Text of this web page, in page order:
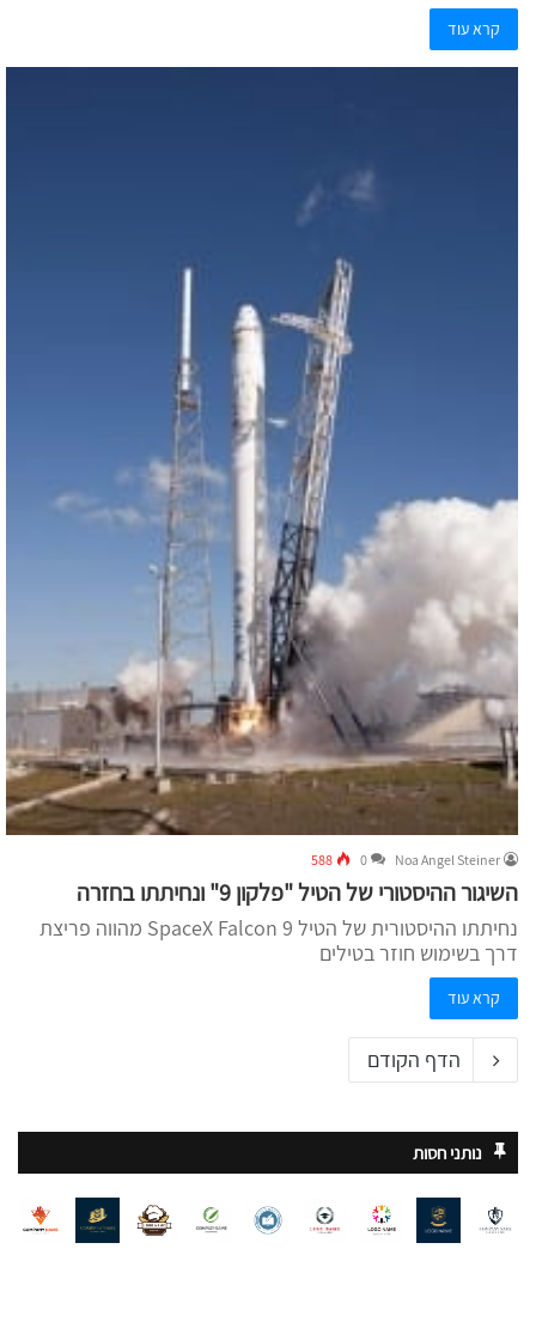
קרא עוד
Noa Angel Steiner
0
588
השיגור ההיסטורי של הטיל "פלקון 9" ונחיתתו בחזרה
נחיתתו ההיסטורית של הטיל SpaceX Falcon 9 מהווה פריצת
דרך בשימוש חוזר בטילים
קרא עוד
הדף הקודם
נותני חסות